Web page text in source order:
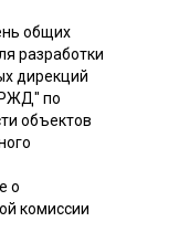
общих
разработки
дирекций
по
объектов
о
комиссии